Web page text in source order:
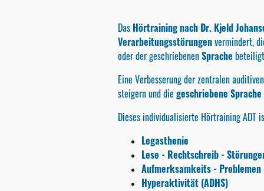
Das Hörtraining nach Dr. Kjeld
Verarbeitungsstörungenvermindert,
oder der geschriebenenSprache
Eine Verbesserung der zentralen
steigern und die geschriebene Sprache
Dieses individualisierte Hörtraining
Legasthenie
Lese - Rechtschreib -
Aufmerksamkeits - Problemen
Hyperaktivität (ADHS)